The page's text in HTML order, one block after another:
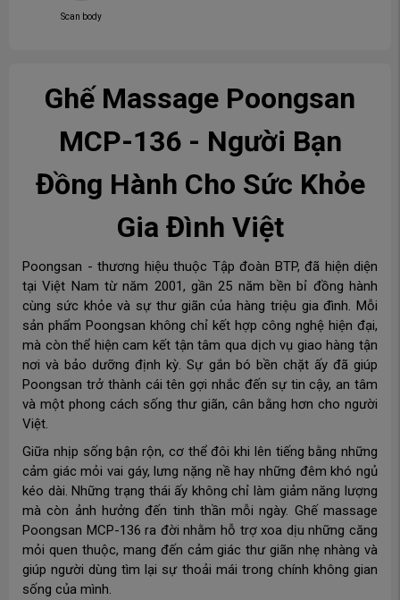
Scan body
Ghế Massage Poongsan
MCP-136 - Người Bạn
Đồng Hành Cho Sức Khỏe
Gia Đình Việt
Poongsan - thương hiệu thuộc Tập đoàn BTP, đã hiện diện
tại Việt Nam từ năm 2001, gần 25 năm bền bỉ đồng hành
cùng sức khỏe và sự thư giãn của hàng triệu gia đình. Mỗi
sản phẩm Poongsan không chỉ kết hợp công nghệ hiện đại,
mà còn thể hiện cam kết tận tâm qua dịch vụ giao hàng tận
nơi và bảo dưỡng định kỳ. Sự gắn bó bền chặt ấy đã giúp
Poongsan trở thành cái tên gợi nhắc đến sự tin cậy, an tâm
và một phong cách sống thư giãn, cân bằng hơn cho người
Việt.
Giữa nhịp sống bận rộn, cơ thể đôi khi lên tiếng bằng những
cảm giác mỏi vai gáy, lưng nặng nề hay những đêm khó ngủ
kéo dài. Những trạng thái ấy không chỉ làm giảm năng lượng
mà còn ảnh hưởng đến tinh thần mỗi ngày. Ghế massage
Poongsan MCP-136 ra đời nhằm hỗ trợ xoa dịu những căng
mỏi quen thuộc, mang đến cảm giác thư giãn nhẹ nhàng và
giúp người dùng tìm lại sự thoải mái trong chính không gian
sống của mình.